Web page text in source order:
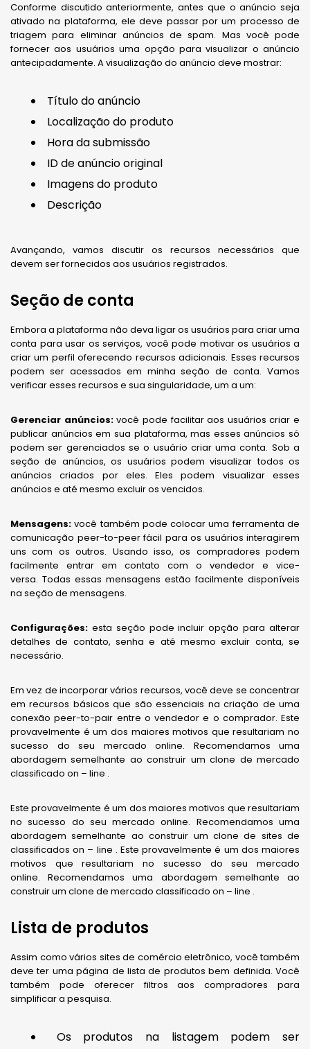
Conforme discutido anteriormente, antes que o anúncio seja
ativado na plataforma, ele deve passar por um processo de
triagem para eliminar anúncios de spam. Mas você pode
fornecer aos usuários uma opção para visualizar o anúncio
antecipadamente. A visualização do anúncio deve mostrar:
Título do anúncio
Localização do produto
Hora da submissão
ID de anúncio original
Imagens do produto
Descrição
Avançando, vamos discutir os recursos necessários que
devem ser fornecidos aos usuários registrados.
Seção de conta
Embora a plataforma não deva ligar os usuários para criar uma
conta para usar os serviços, você pode motivar os usuários a
criar um perfil oferecendo recursos adicionais. Esses recursos
podem ser acessados ​​em minha seção de conta. Vamos
verificar esses recursos e sua singularidade, um a um:
Gerenciar anúncios:você pode facilitar aos usuários criar e
publicar anúncios em sua plataforma, mas esses anúncios só
podem ser gerenciados se o usuário criar uma conta. Sob a
seção de anúncios, os usuários podem visualizar todos os
anúncios criados por eles. Eles podem visualizar esses
anúncios e até mesmo excluir os vencidos.
Mensagens: você também pode colocar uma ferramenta de
comunicação peer-to-peer fácil para os usuários interagirem
uns com os outros. Usando isso, os compradores podem
facilmente entrar em contato com o vendedor e vice-
versa. Todas essas mensagens estão facilmente disponíveis
na seção de mensagens.
Configurações: esta seção pode incluir opção para alterar
detalhes de contato, senha e até mesmo excluir conta, se
necessário.
Em vez de incorporar vários recursos, você deve se concentrar
em recursos básicos que são essenciais na criação de uma
conexão peer-to-pair entre o vendedor e o comprador. Este
provavelmente é um dos maiores motivos que resultariam no
sucesso do seu mercado online. Recomendamos uma
abordagem semelhante ao construir um clone de mercado
classificado on – line .
Este provavelmente é um dos maiores motivos que resultariam
no sucesso do seu mercado online. Recomendamos uma
abordagem semelhante ao construir um clone de sites de
classificados on – line . Este provavelmente é um dos maiores
motivos que resultariam no sucesso do seu mercado
online. Recomendamos uma abordagem semelhante ao
construir um clone de mercado classificado on – line .
Lista de produtos
Assim como vários sites de comércio eletrônico, você também
deve ter uma página de lista de produtos bem definida. Você
também pode oferecer filtros aos compradores para
simplificar a pesquisa.
Os produtos na listagem podem ser